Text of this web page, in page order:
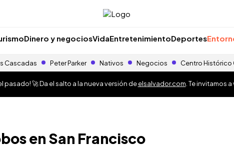
Dinero y negociosVidaEntretenimientoDeportes
Cascadas Peter Parker Nativos Negocios Centro Histórico
pasado! 🚀 Da el salto a la nueva versión deelsalvador.com . Te invitamos
en San Francisco